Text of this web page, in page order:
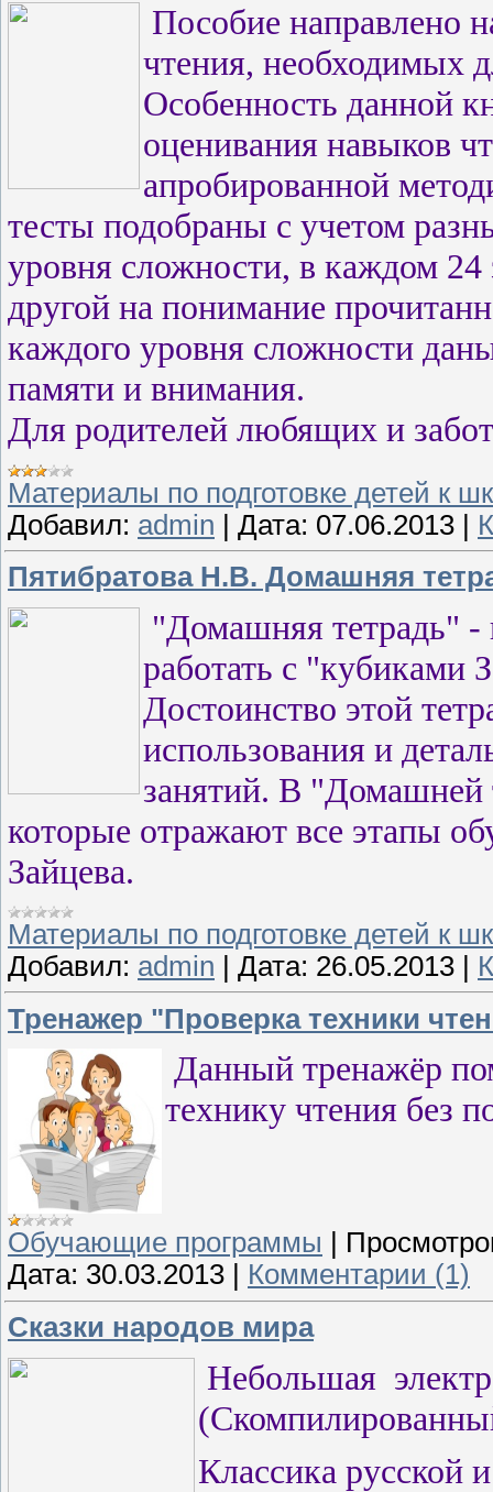
Пособие направлено
чтения, необходимых
Особенность данной
оценивания навыков
апробированной
тесты подобраны с учетом
уровня сложности, в каждом 24
другой на понимание
каждого уровня сложности
памяти и внимания.
Для родителей любящих и
Материалы по подготовке детей к
Добавил: admin | Дата: 07.06.2013 |
Пятибратова Н.В. Домашняя
"Домашняя тетрадь" -
работать с "кубиками
Достоинство этой
использования и
занятий. В "Домашней
которые отражают все этапы
Зайцева.
Материалы по подготовке детей к
Добавил: admin Дата: 26.05.2013
Тренажер "Проверка техники
Данный тренажёр
технику чтения без
Обучающие программы
Дата: 30.03.2013
Комментарии (1)
Сказки народов мира
Небольшая
Классика русской